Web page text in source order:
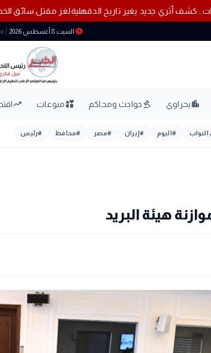
قبل الأسرات.. كشف أثري جديد يغير تاريخ الدقهليةلغز
schedule السبت 8 أغسطس 2026 ٢٥ صفر
location_cityبحراوي gavelحوادث ومحاكم interestsمنوعات trending_up
#اليوم #إيران #مصر #محافظ #رئيس
هيئة البريد